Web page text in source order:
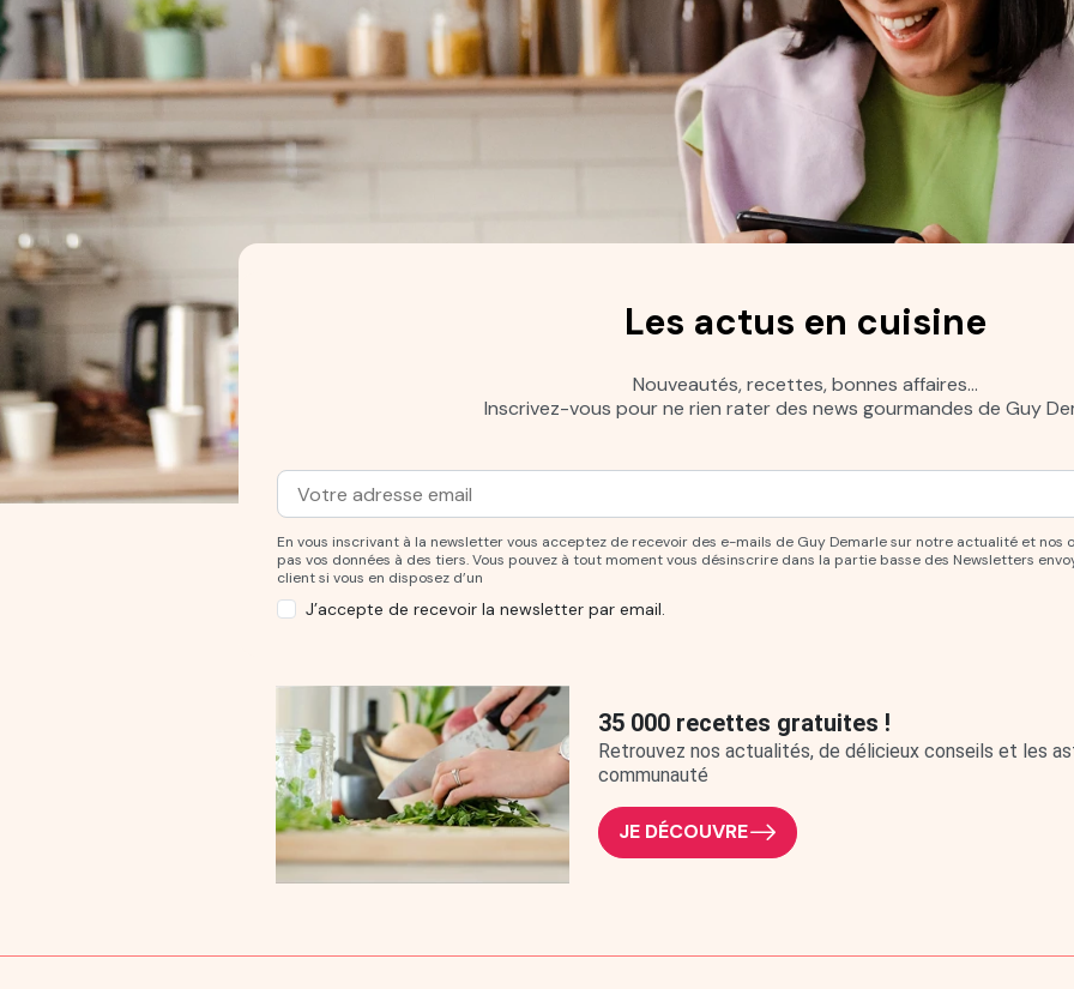
Les actus en cuisine
Nouveautés, recettes, bonnes affaires…
Inscrivez-vous pour ne rien rater des news gourmandes de Guy
Adresse mail
Entrez votre adresse mail pour vous abonner à notre newsletter.
En vous inscrivant à la newsletter vous acceptez de recevoir des e-mails de Guy Demarle sur notre actualité et nos
pas vos données à des tiers. Vous pouvez à tout moment vous désinscrire dans la partie basse des Newsletters
client si vous en disposez d’un
J’accepte de recevoir la newsletter par email.
35 000 recettes gratuites !
Retrouvez nos actualités, de délicieux conseils et les
communauté
JE DÉCOUVRE